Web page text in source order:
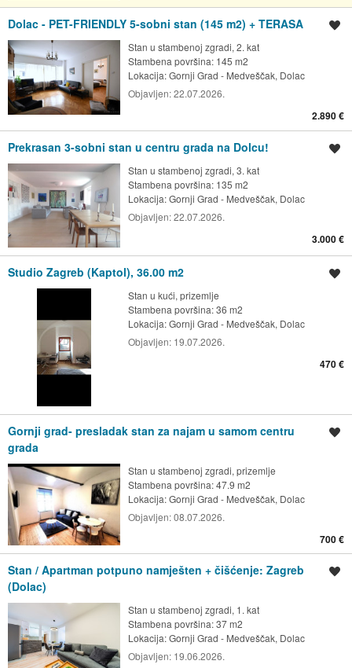
Dolac - PET-FRIENDLY 5-sobni stan (145 m2) + TERASA
Stan u stambenoj zgradi, 2. kat
Stambena površina: 145 m2
Lokacija:Gornji Grad - Medveščak, Dolac
Objavljen:22.07.2026.
2.890 €
Prekrasan 3-sobni stan u centru grada na Dolcu!
Stan u stambenoj zgradi, 3. kat
Stambena površina: 135 m2
Lokacija:Gornji Grad - Medveščak, Dolac
Objavljen:22.07.2026.
3.000 €
Studio Zagreb (Kaptol), 36.00 m2
Stan u kući, prizemlje
Stambena površina: 36 m2
Lokacija:Gornji Grad - Medveščak, Dolac
Objavljen: 19.07.2026.
470 €
Gornji grad- presladak stan za najam u samom centru
grada
Stan u stambenoj zgradi, prizemlje
Stambena površina: 47.9 m2
Lokacija:Gornji Grad - Medveščak, Dolac
Objavljen:08.07.2026.
700 €
Stan / Apartman potpuno namješten + čišćenje: Zagreb
(Dolac)
Stan u stambenoj zgradi, 1. kat
Stambena površina: 37 m2
Lokacija:Gornji Grad - Medveščak, Dolac
Objavljen: 19.06.2026.